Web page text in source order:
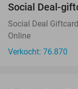
Social Deal-
Social Deal Giftcard
Online
Verkocht: 76.870